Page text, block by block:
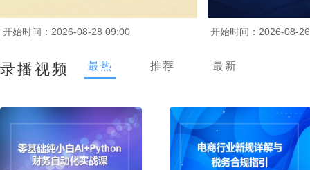
开始时间：2026-08-28 09:00 开始时间：2026-08-
录播视频 最热 推荐 最新